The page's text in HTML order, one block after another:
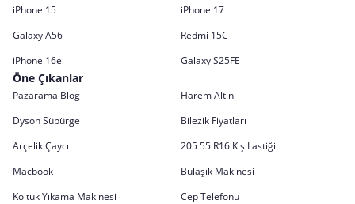
iPhone 15
iPhone 17
Galaxy A56
Redmi 15C
iPhone 16e
Galaxy S25FE
Öne Çıkanlar
Pazarama Blog
Harem Altın
Dyson Süpürge
Bilezik Fiyatları
Arçelik Çaycı
205 55 R16 Kış Lastiği
Macbook
Bulaşık Makinesi
Koltuk Yıkama Makinesi
Cep Telefonu